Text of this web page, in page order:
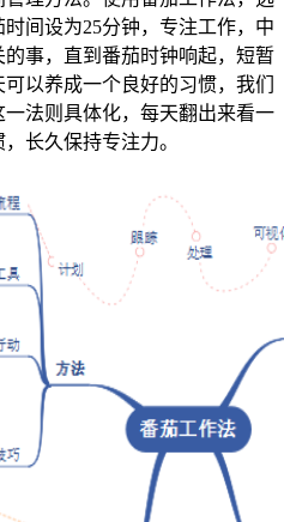
间设为25分钟，专注工作，中
事，直到番茄时钟响起，短暂
以养成一个良好的习惯，我们
法则具体化，每天翻出来看一
长久保持专注力。